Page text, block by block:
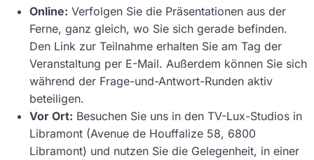
Online: Verfolgen Sie die Präsentationen aus der
Ferne, ganz gleich, wo Sie sich gerade befinden.
Den Link zur Teilnahme erhalten Sie am Tag der
Veranstaltung per E-Mail. Außerdem können Sie sich
während der Frage-und-Antwort-Runden aktiv
beteiligen.
Vor Ort: Besuchen Sie uns in den TV-Lux-Studios in
Libramont (Avenue de Houffalize 58, 6800
Libramont) und nutzen Sie die Gelegenheit, in einer